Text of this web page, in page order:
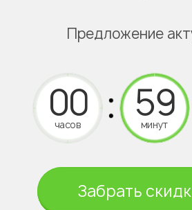
Предложение
часов минут
Забрать